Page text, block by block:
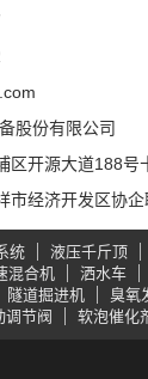
股份有限公司
区开源大道188号
市经济开发区协
统 液压千斤顶
混合机 洒水车
隧道掘进机 臭氧
调节阀 软泡催化